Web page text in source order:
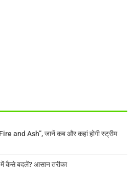
and Ash”, जानें कब और कहां होगी स्ट्रीम
कैसे बदलें? आसान तरीका